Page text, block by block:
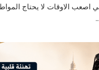
الاوقات لا يحتاج